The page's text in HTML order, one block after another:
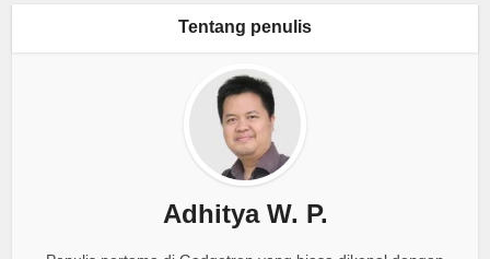
Tentang penulis
Adhitya W. P.